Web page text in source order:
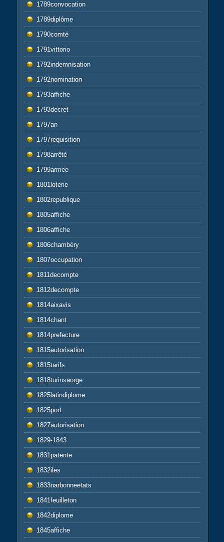
1789convocation
1789diplôme
1790comté
1791vittorio
1792indemnisation
1792nomination
1793affiche
1793decret
1797an
1797requisition
1798arrêté
1799armee
1801loterie
1802republique
1805affiche
1806affiche
1806chambéry
1807occupation
1811decompte
1812decompte
1814aixavis
1814chant
1814prefecture
1815autorisation
1815tarifs
1818turinsaorge
1825latindiplome
1825port
1827autorisation
1829-1843
1831patente
1832iles
1833narbonneetats
1841feuilleton
1842diplome
1845affiche